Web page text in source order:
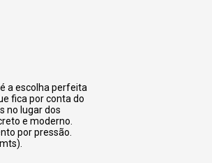
a escolha perfeita
fica por conta do
no lugar dos
e moderno.
por pressão.